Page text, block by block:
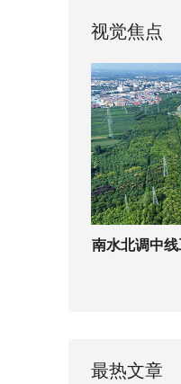
视觉焦点
南水北调中
最热文章